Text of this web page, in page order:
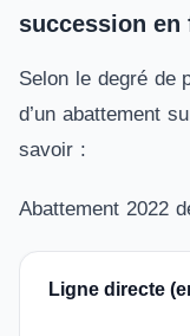
succession en
Selon le degré de
d’un abattement
savoir :
Abattement 2022
Ligne directe